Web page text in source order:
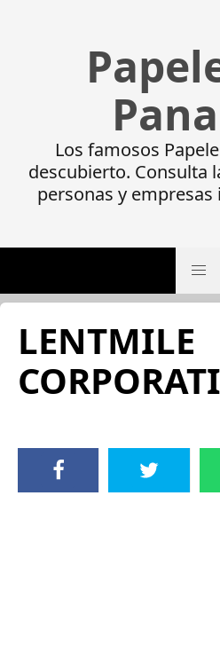
Los famosos
descubierto. Consulta
personas y
LENTMILE